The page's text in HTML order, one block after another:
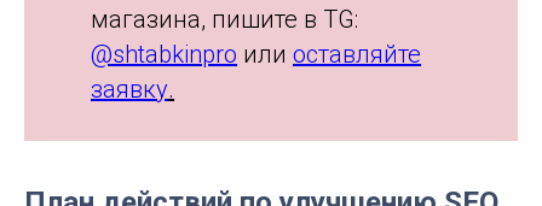
магазина, пишите в TG:
@shtabkinpro или оставляйте
заявку.